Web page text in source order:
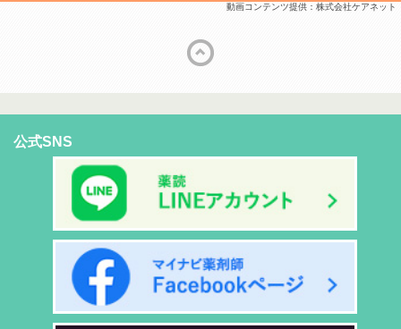
動画コンテンツ提供：株式会社ケアネット